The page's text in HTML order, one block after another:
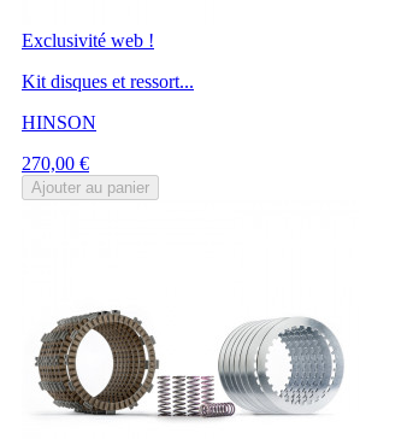
Exclusivité web !
Kit disques et ressort...
HINSON
Prix
270,00 €
Ajouter au panier